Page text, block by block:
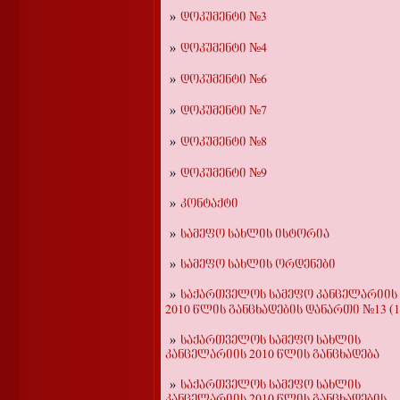
დოკუმენტი №3
დოკუმენტი №4
დოკუმენტი №6
დოკუმენტი №7
დოკუმენტი №8
დოკუმენტი №9
კონტაქტი
სამეფო სახლის ისტორია
სამეფო სახლის ორდენები
საქართველოს სამეფო კანცელარიის
2010 წლის განცხადების დანართი №13
საქართველოს სამეფო სახლის
კანცელარიის 2010 წლის განცხადება
საქართველოს სამეფო სახლის